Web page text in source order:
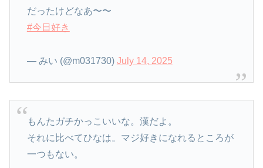
だったけどなあ〜〜
#今日好き
— みい (@m031730) July 14, 2025
もんたガチかっこいいな。漢だよ。
それに比べてひなは。マジ好きになれるところが
一つもない。